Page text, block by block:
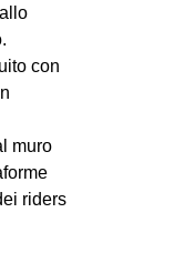
con
muro
riders